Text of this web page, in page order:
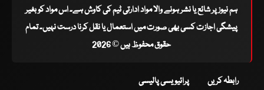
ہم نیوز پر شائع یا نشر ہونے والا مواد ادارتی ٹیم کی کاوش ہے۔ اس مواد کو بغیر
پیشگی اجازت کسی بھی صورت میں استعمال یا نقل کرنا درست نہیں۔ تمام
حقوق محفوظ ہیں © 2026
رابطہ کریں پرائیویسی پالیسی